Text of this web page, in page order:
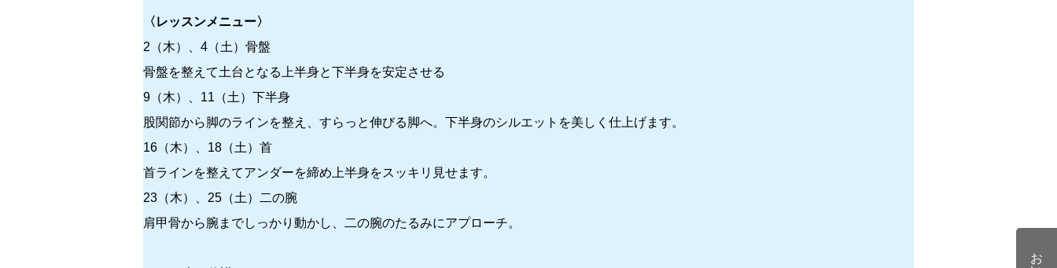
〈レッスンメニュー〉
2（木）、4（土）骨盤
骨盤を整えて土台となる上半身と下半身を安定させる
9（木）、11（土）下半身
股関節から脚のラインを整え、すらっと伸びる脚へ。下半身のシルエットを美しく仕上げます。
16（木）、18（土）首
首ラインを整えてアンダーを締め上半身をスッキリ見せます。
23（木）、25（土）二の腕
肩甲骨から腕までしっかり動かし、二の腕のたるみにアプローチ。